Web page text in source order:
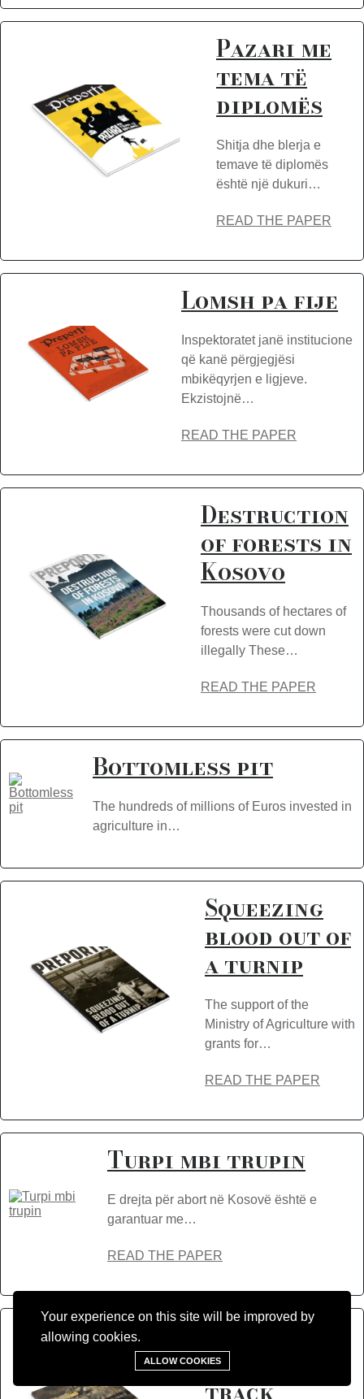
Pazari me
tema të
diplomës
Shitja dhe blerja e
temave të diplomës
është një dukuri…
READ THE PAPER
Lomsh pa fije
Inspektoratet janë institucione
që kanë përgjegjësi
mbikëqyrjen e ligjeve.
Ekzistojnë…
READ THE PAPER
Destruction
of forests in
Kosovo
Thousands of hectares of
forests were cut down
illegally These…
READ THE PAPER
Bottomless pit
The hundreds of millions of Euros invested in
agriculture in…
Squeezing
blood out of
a turnip
The support of the
Ministry of Agriculture with
grants for…
READ THE PAPER
Turpi mbi trupin
E drejta për abort në Kosovë është e
garantuar me…
READ THE PAPER
Rivers that
lost their
Your experience on this site will be improved by
allowing cookies.
ALLOW COOKIES